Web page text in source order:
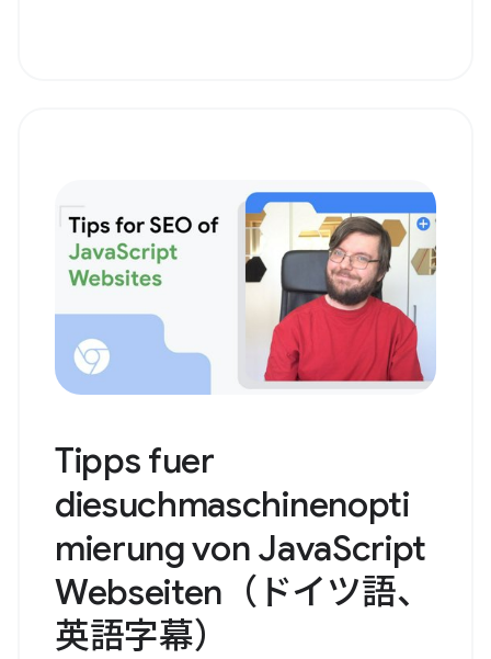
Tipps fuer
diesuchmaschinenopti
mierung von JavaScript
Webseiten（ドイツ語、
英語字幕）